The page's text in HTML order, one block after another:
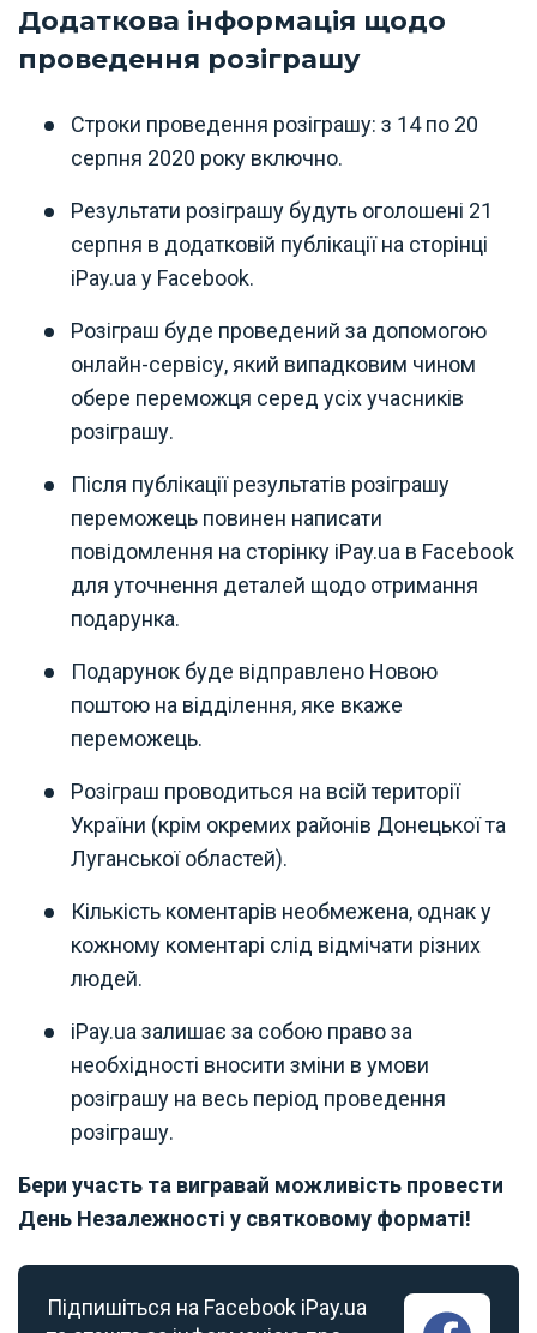
Додаткова інформація щодо
проведення розіграшу
Строки проведення розіграшу: з 14 по 20
серпня 2020 року включно.
Результати розіграшу будуть оголошені 21
серпня в додатковій публікації на сторінці
iPay.ua у Facebook.
Розіграш буде проведений за допомогою
онлайн-сервісу, який випадковим чином
обере переможця серед усіх учасників
розіграшу.
Після публікації результатів розіграшу
переможець повинен написати
повідомлення на сторінку iPay.ua в Facebook
для уточнення деталей щодо отримання
подарунка.
Подарунок буде відправлено Новою
поштою на відділення, яке вкаже
переможець.
Розіграш проводиться на всій території
України (крім окремих районів Донецької та
Луганської областей).
Кількість коментарів необмежена, однак у
кожному коментарі слід відмічати різних
людей.
iPay.ua залишає за собою право за
необхідності вносити зміни в умови
розіграшу на весь період проведення
розіграшу.
Бери участь та вигравай можливість провести
День Незалежності у святковому форматі!
Підпишіться на Facebook iPay.ua